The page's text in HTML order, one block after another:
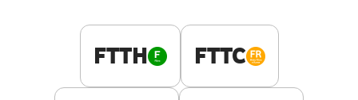
FTTH FTTC